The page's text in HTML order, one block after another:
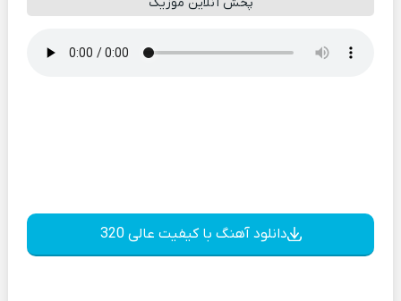
دانلود آهنگ با کیفیت عالی 320